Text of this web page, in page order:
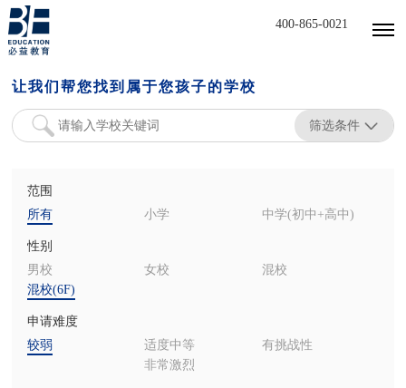
400-865-0021
让我们帮您找到属于您孩子的学校
筛选条件
范围
所有
小学 中学(初中+高中)
性别
男校
女校
混校
混校(6F)
申请难度
较弱
适度中等
有挑战性
非常激烈